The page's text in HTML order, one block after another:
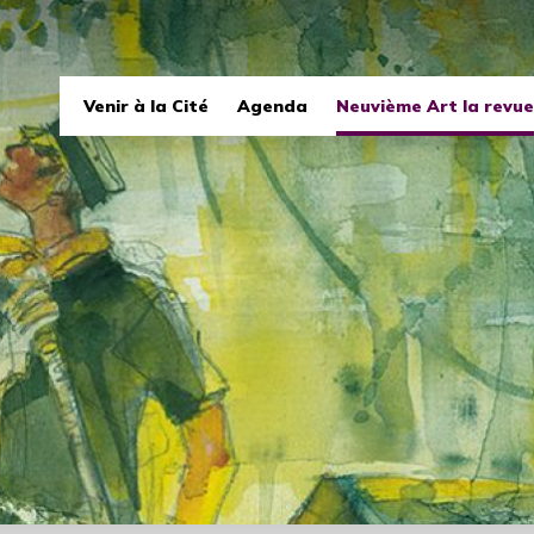
principale
Venir à la Cité Agenda Neuvième Art la revue